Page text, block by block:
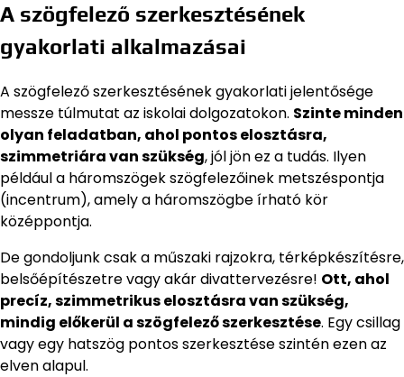
A szögfelező szerkesztésének
gyakorlati alkalmazásai
A szögfelező szerkesztésének gyakorlati jelentősége
messze túlmutat az iskolai dolgozatokon. Szinte minden
olyan feladatban, ahol pontos elosztásra,
szimmetriára van szükség, jól jön ez a tudás. Ilyen
például a háromszögek szögfelezőinek metszéspontja
(incentrum), amely a háromszögbe írható kör
középpontja.
De gondoljunk csak a műszaki rajzokra, térképkészítésre,
belsőépítészetre vagy akár divattervezésre! Ott, ahol
precíz, szimmetrikus elosztásra van szükség,
mindig előkerül a szögfelező szerkesztése. Egy csillag
vagy egy hatszög pontos szerkesztése szintén ezen az
elven alapul.